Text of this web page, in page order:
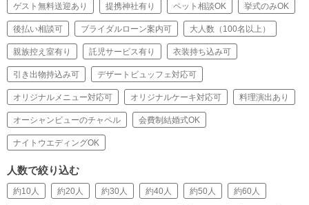
ゲスト無料送迎あり 提携神社有り ペット相談OK 挙式のみOK
後払い相談可 ブライダルローン案内可 大人数（100名以上）
親族控え室有り 託児サービス有り 衣装持ち込み可
引き出物持込み可 デザートビュッフェ対応可
オリジナルメニュー対応可 オリジナルケーキ対応可 料理演出あり
オーシャンビューのチャペル 会費制結婚式OK
ナイトウエディングOK
人数で絞り込む
約10人 約20人 約30人 約40人 約50人 約60人